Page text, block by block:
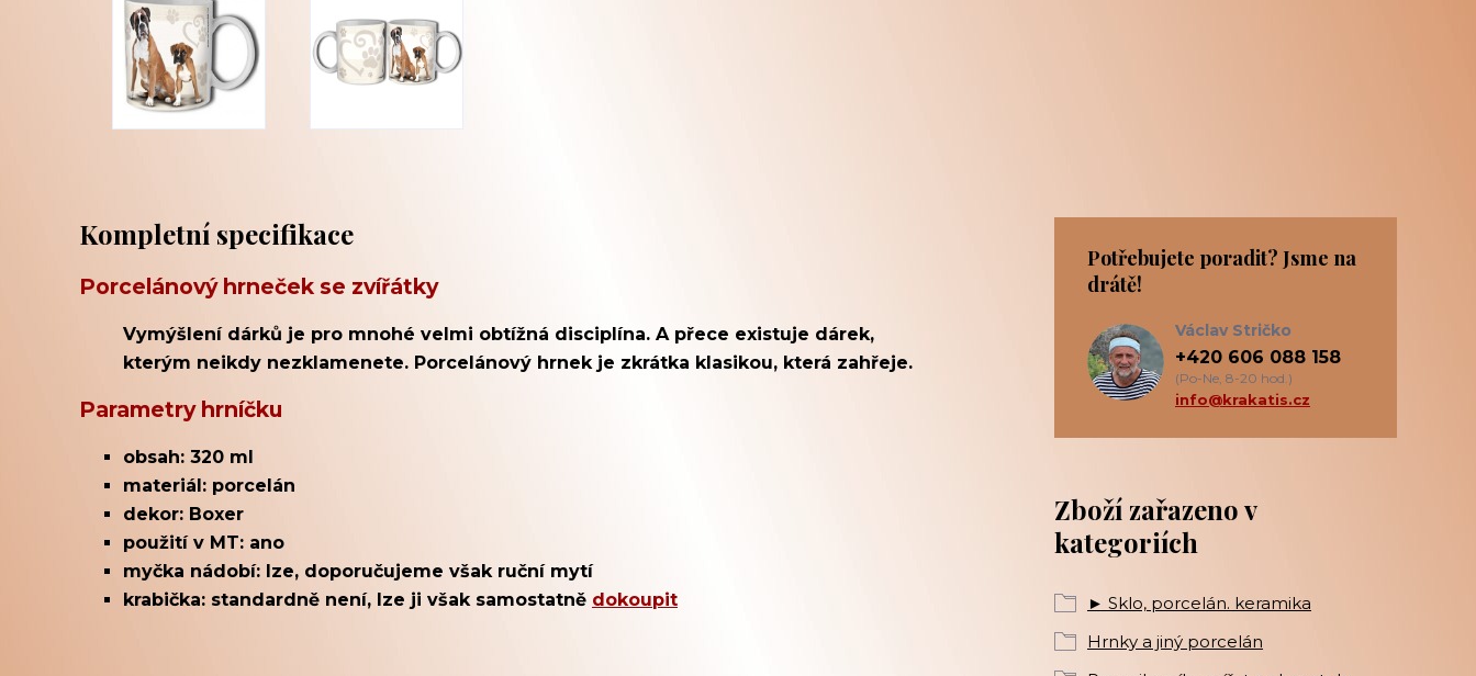
Kompletní specifikace
Porcelánový hrneček se zvířátky
Vymýšlení dárků je pro mnohé velmi obtížná disciplína. A přece existuje dárek,
kterým neikdy nezklamenete. Porcelánový hrnek je zkrátka klasikou, která zahřeje.
Parametry hrníčku
obsah: 320 ml
materiál: porcelán
dekor: Boxer
použití v MT: ano
myčka nádobí: lze, doporučujeme však ruční mytí
krabička: standardně není, lze ji však samostatně dokoupit
Zboží zařazeno v
kategoriích
► Sklo, porcelán. keramika
Hrnky a jiný porcelán
Potřebujete poradit? Jsme na
drátě!
Václav Stričko
+420 606 088 158
(Po-Ne, 8-20 hod.)
info@krakatis.cz